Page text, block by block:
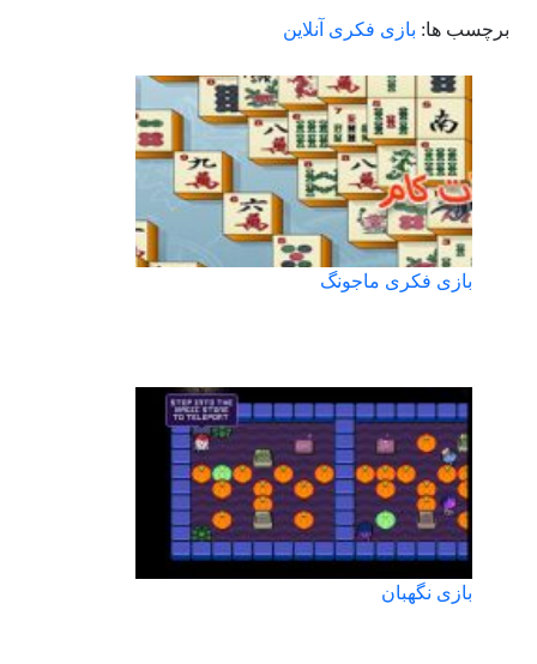
برچسب ها: بازی فکری آنلاین
بازی فکری ماجونگ
بازی نگهبان